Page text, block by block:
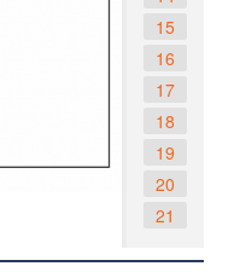
15
16
17
18
19
20
21